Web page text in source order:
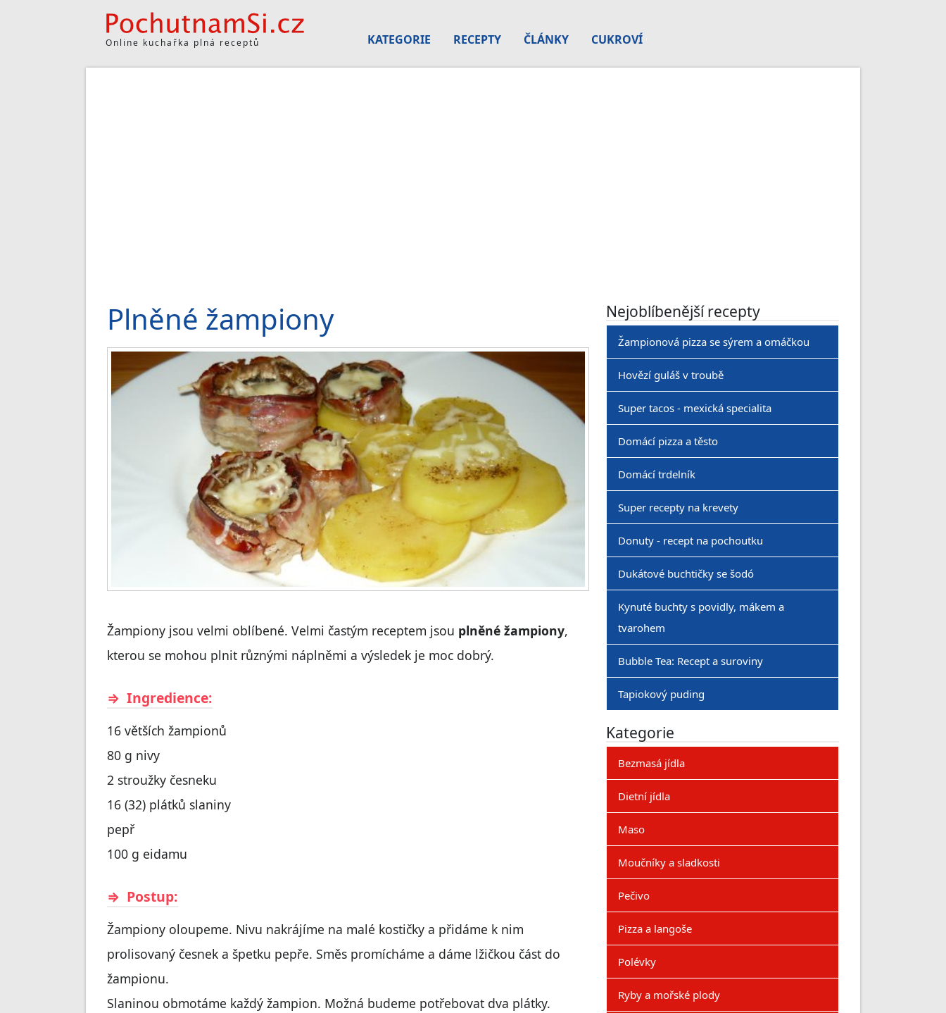
Online kuchařka plná receptů KATEGORIE RECEPTY ČLÁNKY CUKROVÍ
Plněné žampiony
Žampiony jsou velmi oblíbené. Velmi častým receptem jsou plněné žampiony,
kterou se mohou plnit různými náplněmi a výsledek je moc dobrý.
Ingredience:
16 větších žampionů
80 g nivy
2 stroužky česneku
16 (32) plátků slaniny
pepř
100 g eidamu
Postup:
Žampiony oloupeme. Nivu nakrájíme na malé kostičky a přidáme k nim
prolisovaný česnek a špetku pepře. Směs promícháme a dáme lžičkou část do
žampionu.
Slaninou obmotáme každý žampion. Možná budeme potřebovat dva plátky.
Nejoblíbenější recepty
Žampionová pizza se sýrem a omáčkou
Hovězí guláš v troubě
Super tacos - mexická specialita
Domácí pizza a těsto
Domácí trdelník
Super recepty na krevety
Donuty - recept na pochoutku
Dukátové buchtičky se šodó
Kynuté buchty s povidly, mákem a
tvarohem
Bubble Tea: Recept a suroviny
Tapiokový puding
Kategorie
Bezmasá jídla
Dietní jídla
Maso
Moučníky a sladkosti
Pečivo
Pizza a langoše
Polévky
Ryby a mořské plody